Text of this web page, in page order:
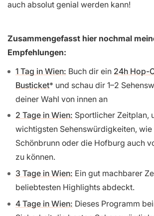
auch absolut genial werden kann!
Zusammengefasst hier nochmal
Empfehlungen:
1 Tag in Wien: Buch dir ein 24h Hop-
Busticket
und schau dir 1–2
deiner Wahl von innen an
2 Tage in Wien: Sportlicher Zeitplan,
wichtigsten Sehenswürdigkeiten, wie
Schönbrunn oder die Hofburg auch
zu können.
3 Tage in Wien: Ein gut machbarer
beliebtesten Highlights abdeckt.
4 Tage in Wien: Dieses Programm